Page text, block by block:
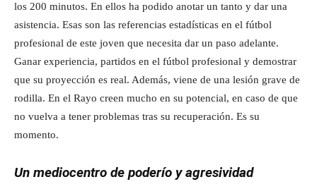
los 200 minutos. En ellos ha podido anotar un tanto y dar una
asistencia. Esas son las referencias estadísticas en el fútbol
profesional de este joven que necesita dar un paso adelante.
Ganar experiencia, partidos en el fútbol profesional y demostrar
que su proyección es real. Además, viene de una lesión grave de
rodilla. En el Rayo creen mucho en su potencial, en caso de que
no vuelva a tener problemas tras su recuperación. Es su
momento.
Un mediocentro de poderío y agresividad